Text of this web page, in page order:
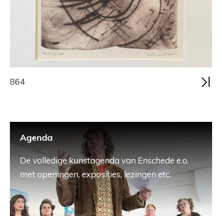
864
Agenda
De volledige kunstagenda van Enschede e.o.
met openingen, exposities, lezingen etc.